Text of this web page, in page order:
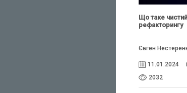
Що таке
рефакторингу
Євген
11.01.2024
2032